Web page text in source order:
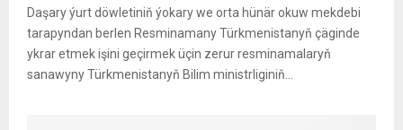
Daşary ýurt döwletiniň ýokary we orta hünär okuw mekdebi
tarapyndan berlen Resminamany Türkmenistanyň çäginde
ykrar etmek işini geçirmek üçin zerur resminamalaryň
sanawyny Türkmenistanyň Bilim ministrliginiň...